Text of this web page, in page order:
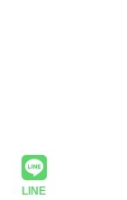
LINE